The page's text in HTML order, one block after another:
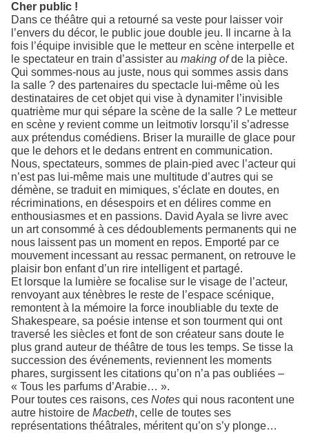
Cher public !
Dans ce théâtre qui a retourné sa veste pour laisser voir
l’envers du décor, le public joue double jeu. Il incarne à la
fois l’équipe invisible que le metteur en scène interpelle et
le spectateur en train d’assister au making ofde la pièce.
Qui sommes-nous au juste, nous qui sommes assis dans
la salle ? des partenaires du spectacle lui-même où les
destinataires de cet objet qui vise à dynamiter l’invisible
quatrième mur qui sépare la scène de la salle ? Le metteur
en scène y revient comme un leitmotiv lorsqu’il s’adresse
aux prétendus comédiens. Briser la muraille de glace pour
que le dehors et le dedans entrent en communication.
Nous, spectateurs, sommes de plain-pied avec l’acteur qui
n’est pas lui-même mais une multitude d’autres qui se
démène, se traduit en mimiques, s’éclate en doutes, en
récriminations, en désespoirs et en délires comme en
enthousiasmes et en passions. David Ayala se livre avec
un art consommé à ces dédoublements permanents qui ne
nous laissent pas un moment en repos. Emporté par ce
mouvement incessant au ressac permanent, on retrouve le
plaisir bon enfant d’un rire intelligent et partagé.
Et lorsque la lumière se focalise sur le visage de l’acteur,
renvoyant aux ténèbres le reste de l’espace scénique,
remontent à la mémoire la force inoubliable du texte de
Shakespeare, sa poésie intense et son tourment qui ont
traversé les siècles et font de son créateur sans doute le
plus grand auteur de théâtre de tous les temps. Se tisse la
succession des événements, reviennent les moments
phares, surgissent les citations qu’on n’a pas oubliées –
« Tous les parfums d’Arabie… ».
Pour toutes ces raisons, ces Notes qui nous racontent une
autre histoire de Macbeth, celle de toutes ses
représentations théâtrales, méritent qu’on s’y plonge…